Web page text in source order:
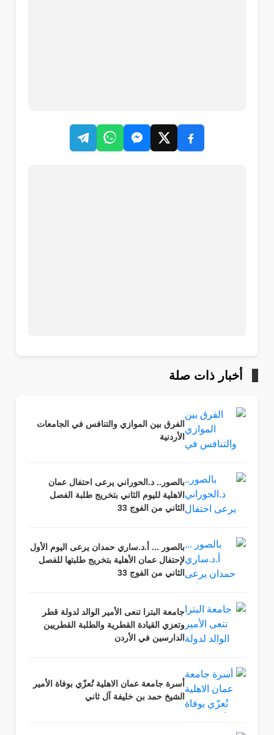
أخبار ذات صلة
الفرق بين الموازي والتنافس في الجامعات
الأردنية
بالصور.. د.الحوراني يرعى احتفال عمان
الاهلية لليوم الثاني بتخريج طلبة الفصل
الثاني من الفوج 33
بالصور ... أ.د.ساري حمدان يرعى اليوم الأول
لإحتفال عمان الأهلية بتخريج طلبتها للفصل
الثاني من الفوج 33
جامعة البترا تنعى الأمير الوالد لدولة قطر
وتعزي القيادة القطرية والطلبة القطريين
الدارسين في الأردن
أسرة جامعة عمان الاهلية تُعزّي بوفاة الأمير
الشيخ حمد بن خليفة آل ثاني